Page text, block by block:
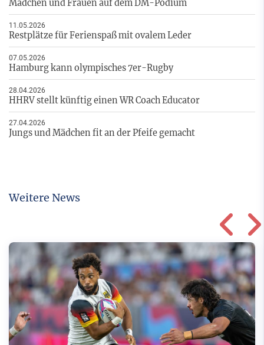
Mädchen und Frauen auf dem DM-Podium
11.05.2026
Restplätze für Ferienspaß mit ovalem Leder
07.05.2026
Hamburg kann olympisches 7er-Rugby
28.04.2026
HHRV stellt künftig einen WR Coach Educator
27.04.2026
Jungs und Mädchen fit an der Pfeife gemacht
Weitere News